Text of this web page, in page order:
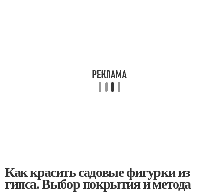
Как красить садовые фигурки из
гипса. Выбор покрытия и метода